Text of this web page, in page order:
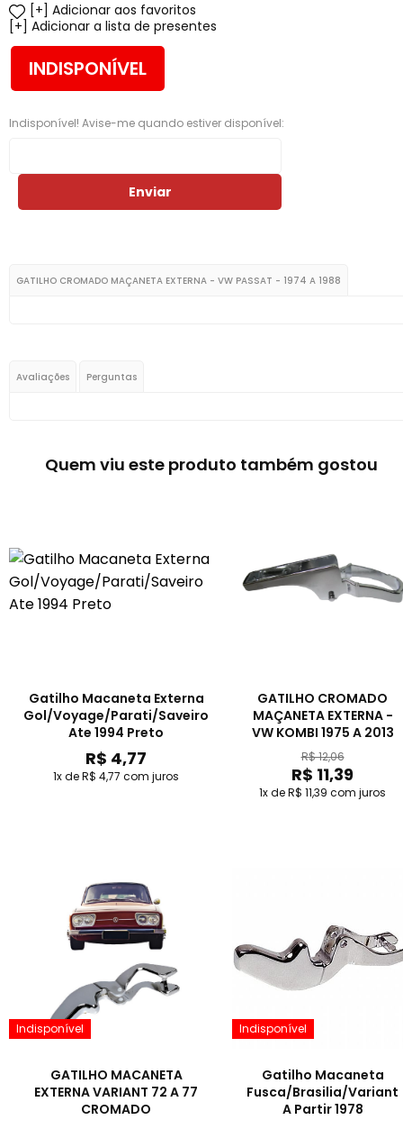
Adicionar aos favoritos
Adicionar a lista de presentes
INDISPONÍVEL
Indisponível! Avise-me quando estiver disponível:
Enviar
GATILHO CROMADO MAÇANETA EXTERNA - VW PASSAT - 1974 A 1988
Avaliações Perguntas
Quem viu este produto também gostou
Gatilho Macaneta Externa
Gol/Voyage/Parati/Saveiro
Ate 1994 Preto
R$ 4,77
1x de R$ 4,77 com juros
GATILHO CROMADO
MAÇANETA EXTERNA -
VW KOMBI 1975 A 2013
R$ 12,06
R$ 11,39
1x de R$ 11,39 com juros
GATILHO MACANETA
EXTERNA VARIANT 72 A 77
CROMADO
Indisponível
Gatilho Macaneta
Fusca/Brasilia/Variant
A Partir 1978
Indisponível